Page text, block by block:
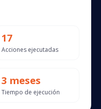
17
Acciones ejecutadas
3 meses
Tiempo de ejecución